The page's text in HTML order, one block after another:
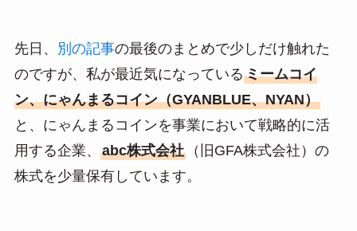
先日、 別の記事の最後のまとめで少しだけ触れた
のですが、私が最近気になっているミームコイ
ン、にゃんまるコイン（GYANBLUE、NYAN）
と、にゃんまるコインを事業において戦略的に活
用する企業、 abc株式会社（旧GFA株式会社）の
株式を少量保有しています。